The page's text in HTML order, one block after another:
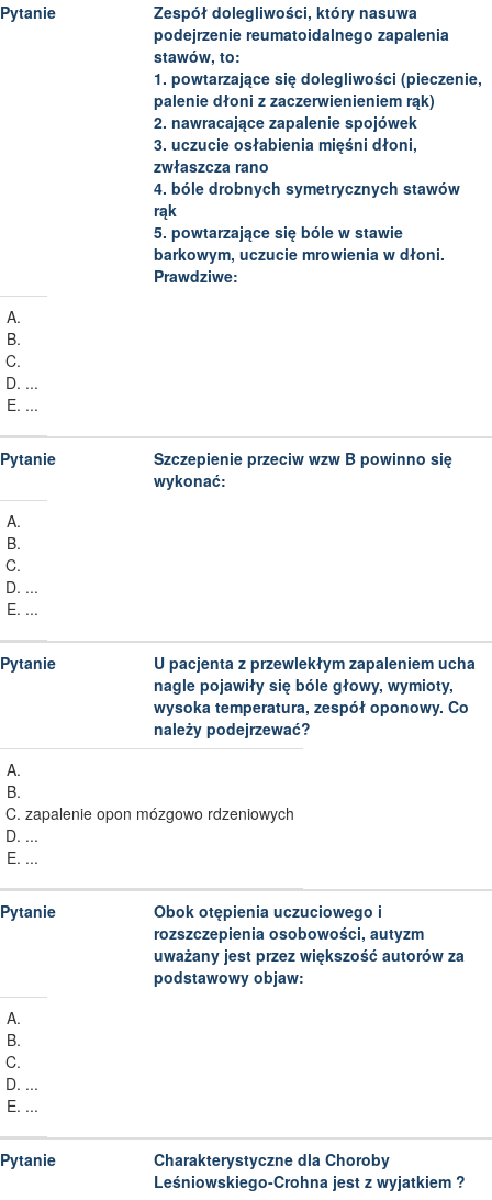
Zespół dolegliwości, który nasuwa
podejrzenie reumatoidalnego zapalenia
stawów, to:
1. powtarzające się dolegliwości (pieczenie,
palenie dłoni z zaczerwienieniem rąk)
2. nawracające zapalenie spojówek
3. uczucie osłabienia mięśni dłoni,
zwłaszcza rano
4. bóle drobnych symetrycznych stawów
rąk
5. powtarzające się bóle w stawie
barkowym, uczucie mrowienia w dłoni.
Prawdziwe:
...
...
Szczepienie przeciw wzw B powinno się
wykonać:
...
...
U pacjenta z przewlekłym zapaleniem ucha
nagle pojawiły się bóle głowy, wymioty,
wysoka temperatura, zespół oponowy. Co
należy podejrzewać?
zapalenie opon mózgowo rdzeniowych
...
...
Obok otępienia uczuciowego i
rozszczepienia osobowości, autyzm
uważany jest przez większość autorów za
podstawowy objaw:
...
...
Charakterystyczne dla Choroby
Leśniowskiego-Crohna jest z wyjatkiem ?